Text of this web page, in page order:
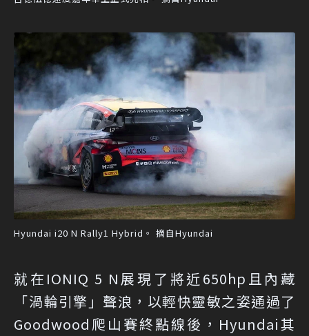
Hyundai i20 N Rally1 Hybrid。 摘自Hyundai
就在IONIQ 5 N展現了將近650hp且內藏
「渦輪引擎」聲浪，以輕快靈敏之姿通過了
Goodwood爬山賽終點線後，Hyundai其